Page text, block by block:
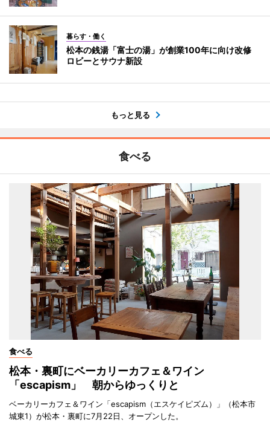
暮らす・働く
松本の銭湯「富士の湯」が創業100年に向け改修
ロビーとサウナ新設
もっと見る
食べる
食べる
松本・裏町にベーカリーカフェ＆ワイン
「escapism」 朝からゆっくりと
ベーカリーカフェ＆ワイン「escapism（エスケイピズム）」（松本市
城東1）が松本・裏町に7月22日、オープンした。